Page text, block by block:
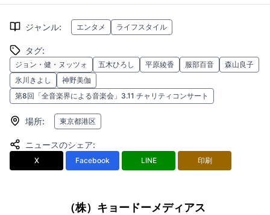
ジャンル: エンタメ ライフスタイル
タグ:
ジョン・健・ヌッツォ 五木ひろし 平原綾香 服部百音
森山良子
氷川きよし
神野美伽
第8回「全音楽界による音楽会」3.11 チャリティコンサート
場所: 東京都港区
ニュースのシェア:
X Facebook LINE 印刷
（株）キョードーメディアス